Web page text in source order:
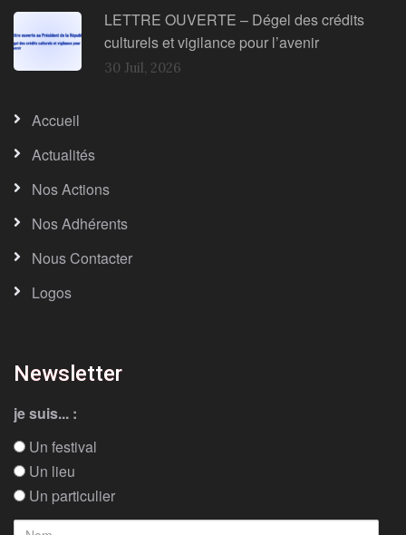
LETTRE OUVERTE – Dégel des crédits
culturels et vigilance pour l’avenir
30 Juil, 2026
Accueil
Actualités
Nos Actions
Nos Adhérents
Nous Contacter
Logos
Newsletter
je suis... :
Un festival
Un lieu
Un particulier